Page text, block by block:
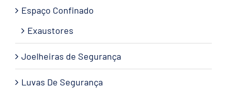
Espaço Confinado
Exaustores
Joelheiras de Segurança
Luvas De Segurança